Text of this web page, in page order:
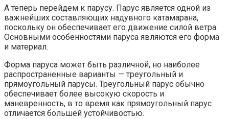
А теперь перейдем к парусу. Парус является одной из
важнейших составляющих надувного катамарана,
поскольку он обеспечивает его движение силой ветра.
Основными особенностями паруса являются его форма
и материал.
Форма паруса может быть различной, но наиболее
распространенные варианты — треугольный и
прямоугольный парусы. Треугольный парус обычно
обеспечивает более высокую скорость и
маневренность, в то время как прямоугольный парус
отличается большей устойчивостью.